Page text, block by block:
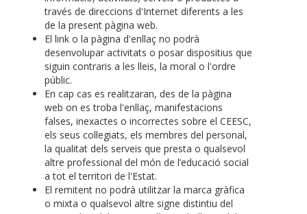
través de direccions d'Internet diferents a les
de la present pàgina web.
El link o la pàgina d'enllaç no podrà
desenvolupar activitats o posar dispositius que
siguin contraris a les lleis, la moral o l'ordre
públic.
En cap cas es realitzaran, des de la pàgina
web on es troba l'enllaç, manifestacions
falses, inexactes o incorrectes sobre el CEESC,
els seus col·legiats, els membres del personal,
la qualitat dels serveis que presta o qualsevol
altre professional del món de l’educació social
a tot el territori de l'Estat.
El remitent no podrà utilitzar la marca gràfica
o mixta o qualsevol altre signe distintiu del